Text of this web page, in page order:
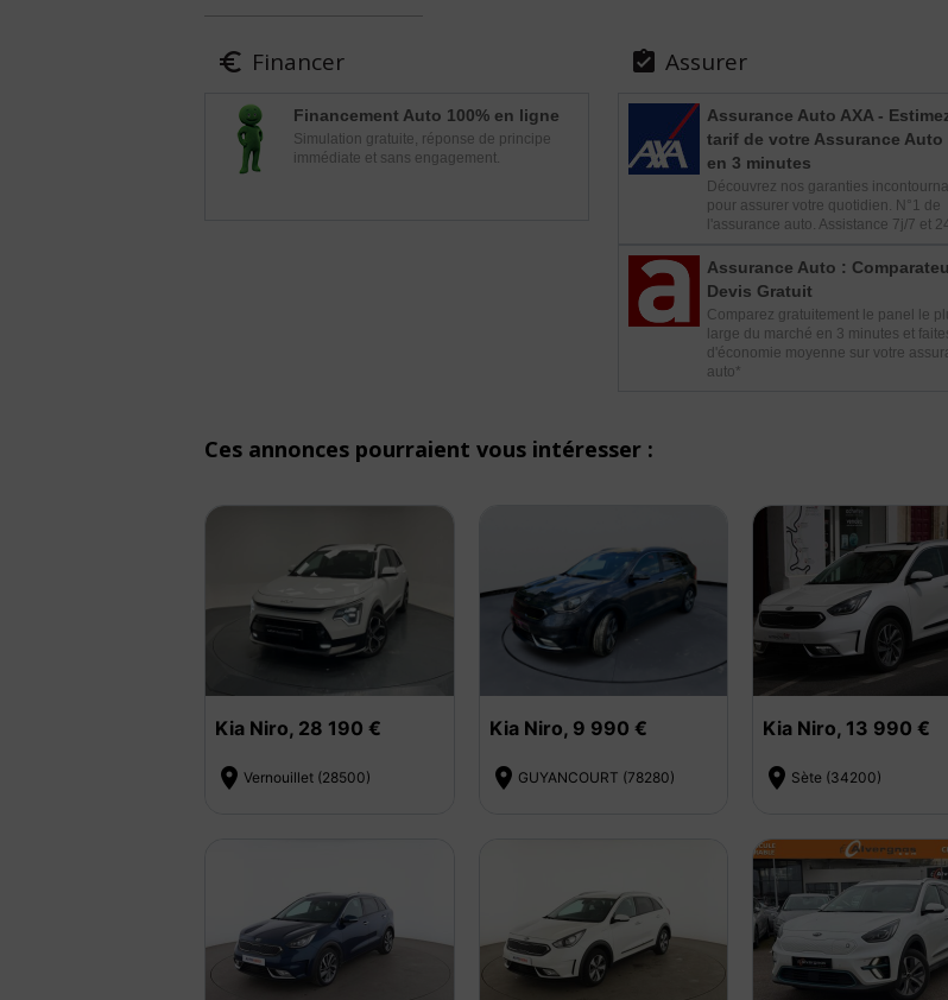
 Financer
Financement Auto 100% en ligne
Simulation gratuite, réponse de principe
immédiate et sans engagement.
 Assurer
Assurance Auto AXA -
tarif de votre Assurance Auto
en 3 minutes
Découvrez nos garanties
pour assurer votre quotidien. N°1 de
l'assurance auto. Assistance 7j/7 et
Assurance Auto :
Devis Gratuit
Comparez gratuitement le panel le
large du marché en 3 minutes et
d'économie moyenne sur votre
auto*
Ces annonces pourraient vous intéresser :
Kia Niro, 28 190 €
 Vernouillet (28500)
Kia Niro, 9 990 €
 GUYANCOURT (78280)
Kia Niro, 13 990 €
 Sète (34200)